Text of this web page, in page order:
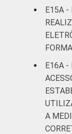
E15A -
E16A -
A